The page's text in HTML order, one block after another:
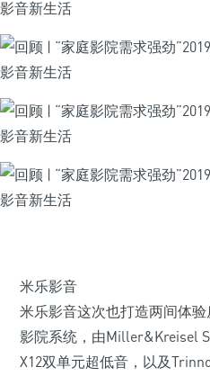
米乐影音
米乐影音这次也打造两间体验
影院系统，由Miller&Kreisel
X12双单元超低音，以及